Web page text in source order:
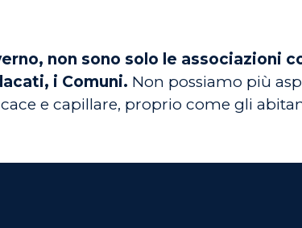
non sono solo le associazioni
i Comuni. Non possiamo più
e capillare, proprio come gli